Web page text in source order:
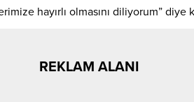
hayırlı olmasını diliyorum” diye
REKLAM ALANI